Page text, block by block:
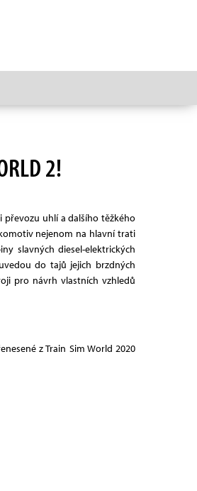
2!
převozu uhlí a dalšího těžkého
nejenom na hlavní trati
slavných diesel-elektrických
do tajů jejich brzdných
pro návrh vlastních vzhledů
z Train Sim World 2020